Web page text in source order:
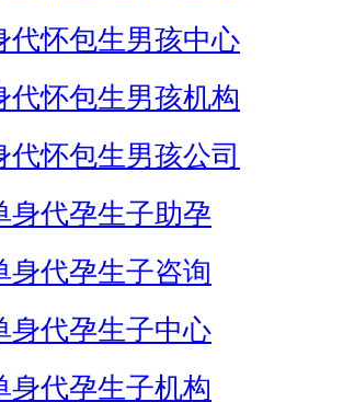
代怀包生男孩中心
代怀包生男孩机构
代怀包生男孩公司
身代孕生子助孕
身代孕生子咨询
身代孕生子中心
身代孕生子机构